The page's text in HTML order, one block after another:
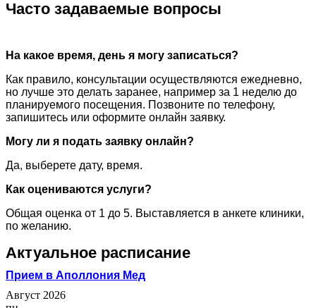
Часто задаваемые вопросы
На какое время, день я могу записаться?
Как правило, консультации осуществляются ежедневно,
но лучше это делать заранее, например за 1 неделю до
планируемого посещения. Позвоните по телефону,
запишитесь или оформите онлайн заявку.
Могу ли я подать заявку онлайн?
Да, выберете дату, время.
Как оцениваются услуги?
Общая оценка от 1 до 5. Выставляется в анкете клиники,
по желанию.
Актуальное расписание
Прием в Аполлония Мед
Август 2026